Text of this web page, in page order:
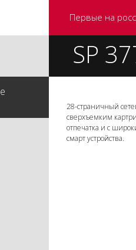
Первые на
SP
28-страничный
сверхъемким
отпечатка и с
смарт устройства.